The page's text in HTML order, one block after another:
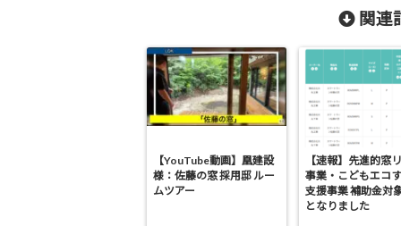
関連
【YouTube動画】凰建設
様：佐藤の窓 採用邸 ルー
ムツアー
【速報】先進的窓
事業・こどもエコ
支援事業 補助金対
となりました